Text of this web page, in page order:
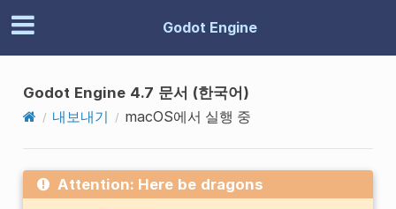
Godot Engine
Godot Engine 4.7 문서 (한국어)
내보내기
macOS에서 실행 중
Attention: Here be dragons